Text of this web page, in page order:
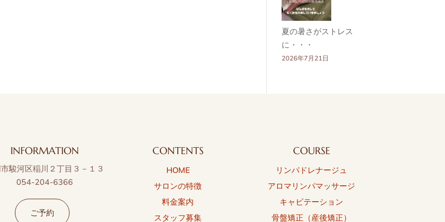
夏の暑さがストレス
に・・・
2026年7月21日
INFORMATION
駿河区稲川２丁目３－１３
054-204-6366
ご予約
CONTENTS
HOME
サロンの特徴
料金案内
スタッフ募集
COURSE
リンパドレナージュ
アロマリンパマッサージ
キャビテーション
骨盤矯正（産後矯正）